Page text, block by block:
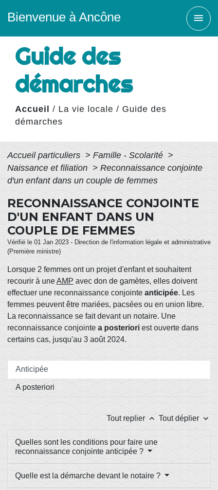
Bienvenue à Ancône menu
Guide des
démarches
Accueil / La vie locale / Guide des
démarches
Accueil particuliers > Famille - Scolarité >
Naissance et filiation > Reconnaissance conjointe
d'un enfant dans un couple de femmes
RECONNAISSANCE CONJOINTE
D'UN ENFANT DANS UN
COUPLE DE FEMMES
Vérifié le 01 Jan 2023 - Direction de l'information légale et administrative
(Première ministre)
Lorsque 2 femmes ont un projet d'enfant et souhaitent
recourir à uneAMP avec don de gamètes, elles doivent
effectuer une reconnaissance conjointe anticipée. Les
femmes peuvent être mariées, pacsées ou en union libre.
La reconnaissance se fait devant un notaire. Une
reconnaissance conjointe a posteriori est ouverte dans
certains cas, jusqu'au 3 août 2024.
Anticipée
A posteriori
Tout replier keyboard_arrow_up Tout déplier keyboard_arrow_down
Quelles sont les conditions pour faire une
reconnaissance conjointe anticipée ?
Quelle est la démarche devant le notaire ?